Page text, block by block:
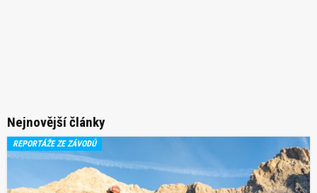
Nejnovější články
REPORTÁŽE ZE ZÁVODŮ